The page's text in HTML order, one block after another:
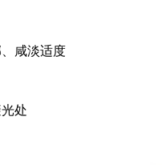
咸淡适度
处